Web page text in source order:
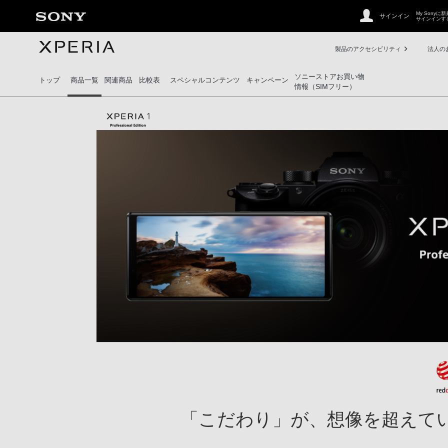
サインイン
My Sonyに新
サインインす
製品のアクセシビリティ 法人の
トップ 商品一覧 関連商品 比較表 スペシャルコンテンツ キャンペーン
ソニーストアお買い物
情報（SIMフリー）
「こだわり」が、想像を超えて